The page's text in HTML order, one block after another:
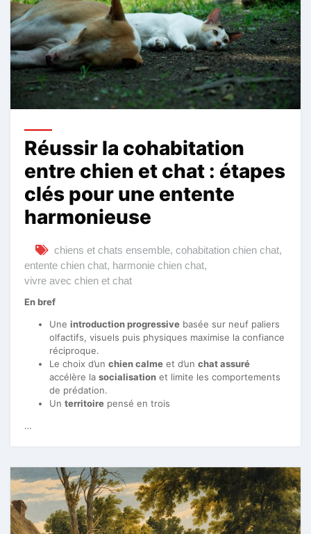
Réussir la cohabitation
entre chien et chat : étapes
clés pour une entente
harmonieuse
chiens et chats ensemble, cohabitation chien chat,
entente chien chat, harmonie chien chat,
vivre avec chien et chat
En bref
Une introduction progressive basée sur neuf paliers
olfactifs, visuels puis physiques maximise la confiance
réciproque.
Le choix d’un chien calme et d’un chat assuré
accélère la socialisation et limite les comportements
de prédation.
Un territoire pensé en trois
…